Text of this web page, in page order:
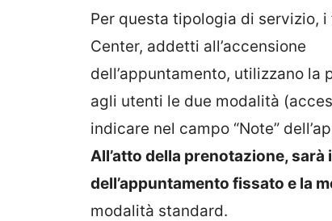
Per questa tipologia di servizio,
Center, addetti all’accensione
dell’appuntamento, utilizzano la
agli utenti le due modalità
indicare nel campo “Note”
All’atto della prenotazione,
dell’appuntamento fissato e la
modalità standard.